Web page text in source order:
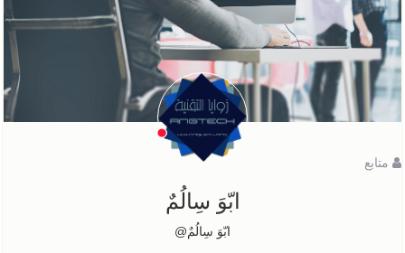
متابع
ابّوَ سِالُمٌ
ابّوَ سِالُمٌ@